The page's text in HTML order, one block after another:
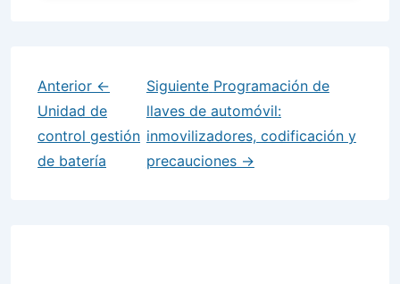
Anterior ←
Unidad de
control gestión
de batería
Siguiente Programación de
llaves de automóvil:
inmovilizadores, codificación y
precauciones →